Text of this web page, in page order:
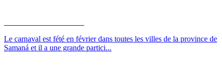
Le carnaval est fété en février dans toutes les villes de la province de
Samaná et il a une grande partici...